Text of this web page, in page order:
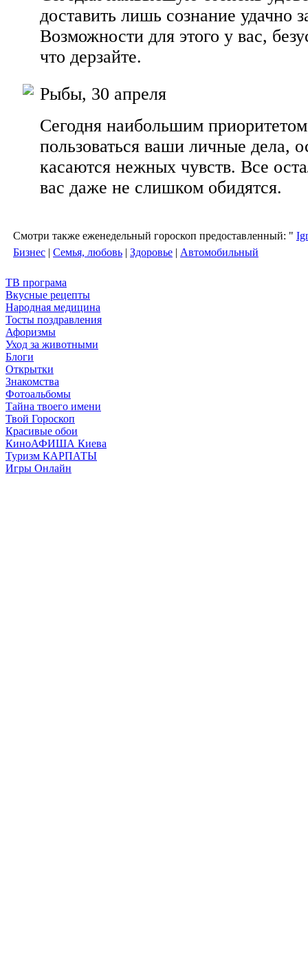
доставить лишь сознание удачно
Возможности для этого у вас,
что дерзайте.
Рыбы, 30 апреля
Сегодня наибольшим
пользоваться ваши личные дела,
касаются нежных чувств. Все
вас даже не слишком обидятся.
Смотри также еженедельный гороскоп предоставленный: "
Бизнес | Семья, любовь | Здоровье | Автомобильный
ТВ програма
Вкусные рецепты
Народная медицина
Тосты поздравления
Афоризмы
Уход за животными
Блоги
Открытки
Знакомства
Фотоальбомы
Тайна твоего имени
Твой Гороскоп
Красивые обои
КиноАФИША Киева
Туризм КАРПАТЫ
Игры Онлайн